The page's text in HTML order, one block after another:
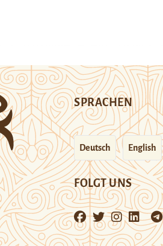
SPRACHEN
Deutsch English
FOLGT UNS